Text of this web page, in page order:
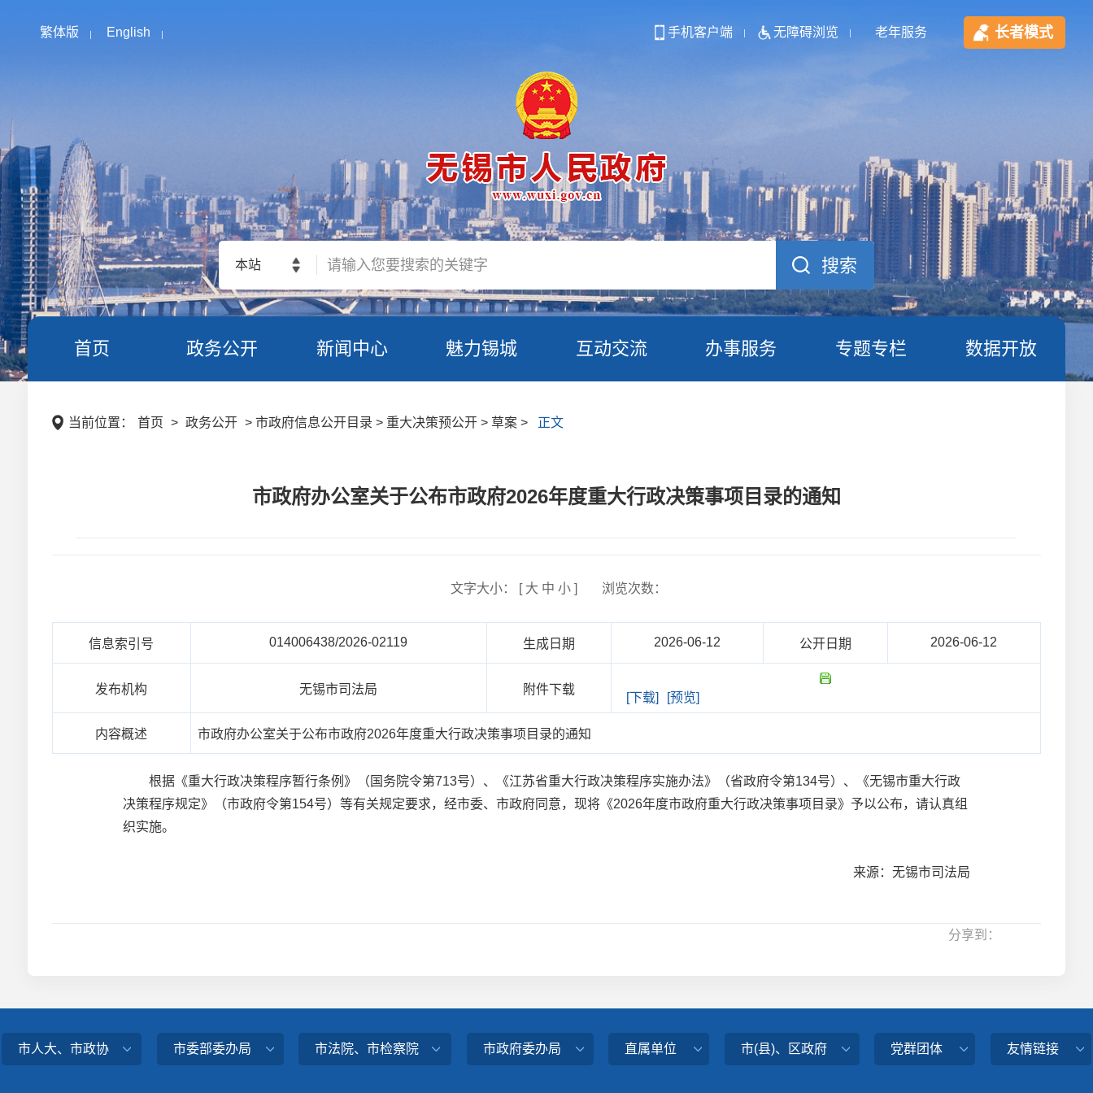
繁体版 English 手机客户端 无障碍浏览 老年服务 长者模式
本站
首页 政务公开 新闻中心 魅力锡城 互动交流 办事服务 专题专栏 数据开放
当前位置： 首页 > 政务公开 > 市政府信息公开目录 > 重大决策预公开 > 草案 > 正文
市政府办公室关于公布市政府2026年度重大行政决策事项目录的通知
文字大小： [ 大 中 小] 浏览次数：
信息索引号 014006438/2026-02119 生成日期 2026-06-12 公开日期 2026-06-12
发布机构 无锡市司法局 附件下载
[下载] [预览]
内容概述 市政府办公室关于公布市政府2026年度重大行政决策事项目录的通知
根据《重大行政决策程序暂行条例》（国务院令第713号）、《江苏省重大行政决策程序实施办法》（省政府令第134号）、《无锡市重大行政
决策程序规定》（市政府令第154号）等有关规定要求，经市委、市政府同意，现将《2026年度市政府重大行政决策事项目录》予以公布，请认真组
织实施。
来源：无锡市司法局
分享到：
市人大、市政协 市委部委办局 市法院、市检察院 市政府委办局 直属单位 市(县)、区政府 党群团体 友情链接